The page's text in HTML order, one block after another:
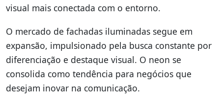
visual mais conectada com o entorno.
O mercado de fachadas iluminadas segue em
expansão, impulsionado pela busca constante por
diferenciação e destaque visual. O neon se
consolida como tendência para negócios que
desejam inovar na comunicação.